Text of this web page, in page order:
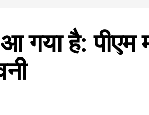
गया है: पीएम